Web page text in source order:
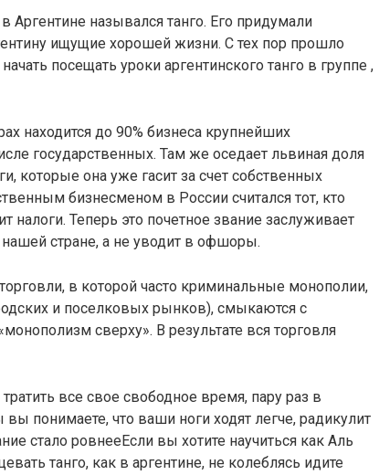
Аргентине назывался танго. Его придумали
ищущие хорошей жизни. С тех пор прошло
посещать уроки аргентинского танго в группе ,
находится до 90% бизнеса крупнейших
государственных. Там же оседает львиная доля
которые она уже гасит за счет собственных
бизнесменом в России считался тот, кто
Теперь это почетное звание заслуживает
нашей стране, а не уводит в офшоры.
в которой часто криминальные монополии,
и поселковых рынков), смыкаются с
сверху». В результате вся торговля
все свое свободное время, пару раз в
понимаете, что ваши ноги ходят легче, радикулит
стало ровнееЕсли вы хотите научиться как Аль
танго, как в аргентине, не колеблясь идите